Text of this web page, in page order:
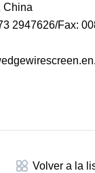
China
2947626/Fax:
Volver a la